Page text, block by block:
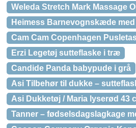
Weleda Stretch Mark Massage
Heimess Barnevognskæde
Cam Cam Copenhagen
Erzi Legetøj sutteflaske i træ
Candide Panda babypude i grå
Asi Tilbehør til dukke –
Asi Dukketøj / Maria lyserød 43
Tanner – fødselsdagslagkage